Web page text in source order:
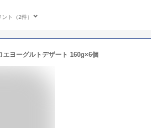
ト（2件）
ヨーグルトデザート 160g×6個